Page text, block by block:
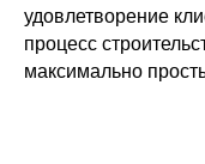
удовлетворение
процесс
максимально